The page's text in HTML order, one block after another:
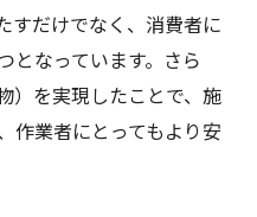
ティングの役割
新しい日常の形
暮らしの快適性
コーティング技術
すだけでなく、消費者に
となっています。さら
）を実現したことで、施
作業者にとってもより安